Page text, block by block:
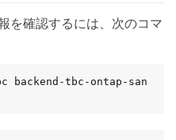
を確認するには、次のコマ
tbc-ontap-san